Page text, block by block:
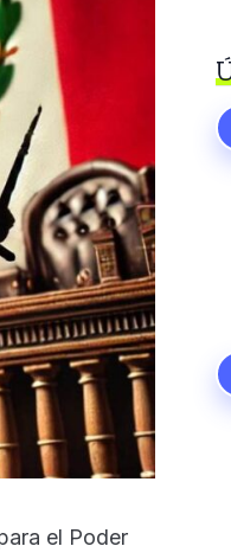
el Poder